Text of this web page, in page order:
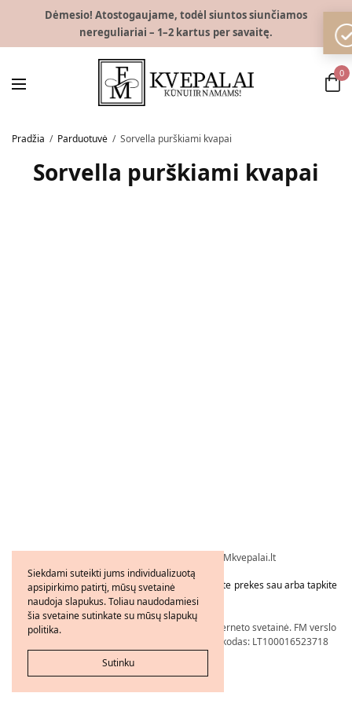
Dėmesio! Atostogaujame, todėl siuntos siunčiamos
nereguliariai – 1–2 kartus per savaitę.
0
Pradžia / Parduotuvė / Sorvella purškiami kvapai
Sorvella purškiami kvapai
Visos teisės saugomos © 2026 - FMkvepalai.lt
Tapkite FMWorld verslo partneriu arba užsakykite prekes sau arba tapkite
platintoju!
Nepriklausomo FM WORLD Verslo Partnerio interneto svetainė. FM verslo
partnerio numeris: 21206239, PVM mokėtojo kodas: LT100016523718
Siekdami suteikti jums individualizuotą
apsipirkimo patirtį, mūsų svetainė
naudoja slapukus. Toliau naudodamiesi
šia svetaine sutinkate su mūsų slapukų
politika.
Sutinku